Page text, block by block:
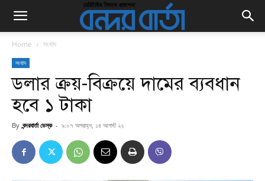
Home সংবাদ
সংবাদ
ডলার ক্রয়-বিক্রয়ে দামের ব্যবধান
হবে ১ টাকা
By বন্দরবার্তা ডেস্ক - ৯:০৭ অপরাহ্ন, ১৪ আগস্ট ২২